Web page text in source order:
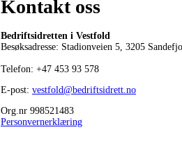
Kontakt oss
Bedriftsidretten i Vestfold
Besøksadresse: Stadionveien 5, 3205
Telefon: +47 453 93 578
E-post: vestfold@bedriftsidrett.no
Org.nr 998521483
Personvernerklæring